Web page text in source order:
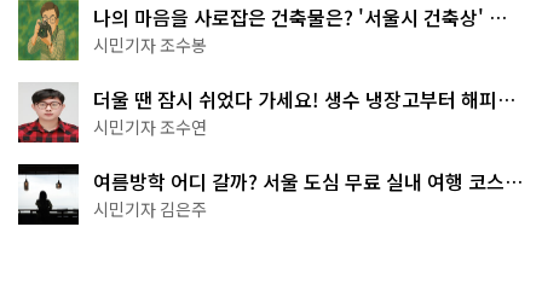
나의 마음을 사로잡은 건축물은? '서울시 건축상' 수
상작 공개!
시민기자 조수봉
더울 땐 잠시 쉬었다 가세요! 생수 냉장고부터 해피소
·무더위쉼터까지
시민기자 조수연
여름방학 어디 갈까? 서울 도심 무료 실내 여행 코스
추천
시민기자 김은주